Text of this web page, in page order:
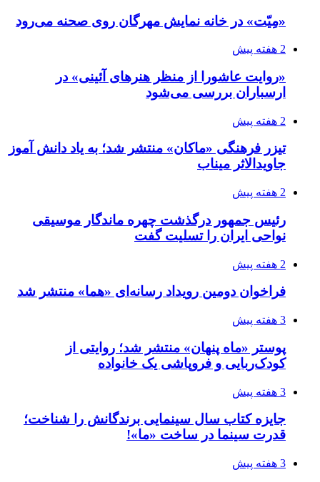
«مِیّت» در خانه نمایش مهرگان روی صحنه می‌رود
2 هفته پیش
«روایت عاشورا از منظر هنرهای آئینی» در
ارسباران بررسی می‌شود
2 هفته پیش
تیزر فرهنگی «ماکان» منتشر شد؛ به یاد دانش آموز
جاویدالاثر میناب
2 هفته پیش
رئیس جمهور درگذشت چهره ماندگار موسیقی
نواحی ایران را تسلیت گفت
2 هفته پیش
فراخوان دومین رویداد رسانه‌ای «هما» منتشر شد
3 هفته پیش
پوستر «ماه پنهان» منتشر شد؛ روایتی از
کودک‌ربایی و فروپاشی یک خانواده
3 هفته پیش
جایزه کتاب سال سینمایی برندگانش را شناخت؛
قدرت سینما در ساخت «ما»!
3 هفته پیش